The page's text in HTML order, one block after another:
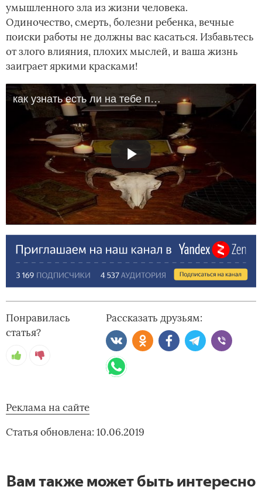
умышленного зла из жизни человека.
Одиночество, смерть, болезни ребенка, вечные
поиски работы не должны вас касаться. Избавьтесь
от злого влияния, плохих мыслей, и ваша жизнь
заиграет яркими красками!
как узнать есть ли на тебе порча или сглаз? снять порчу и сглаз
Понравилась
статья?
Рассказать друзьям:
Реклама на сайте
Статья обновлена: 10.06.2019
Вам также может быть интересно